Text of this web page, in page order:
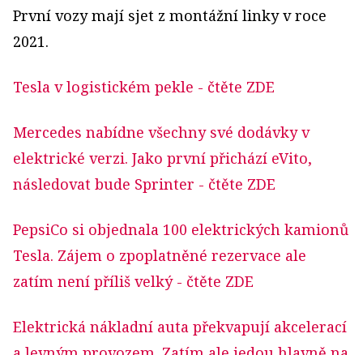
První vozy mají sjet z montážní linky v roce
2021.
Tesla v logistickém pekle - čtěte ZDE
Mercedes nabídne všechny své dodávky v
elektrické verzi. Jako první přichází eVito,
následovat bude Sprinter - čtěte ZDE
PepsiCo si objednala 100 elektrických kamionů
Tesla. Zájem o zpoplatněné rezervace ale
zatím není příliš velký- čtěte ZDE
Elektrická nákladní auta překvapují akcelerací